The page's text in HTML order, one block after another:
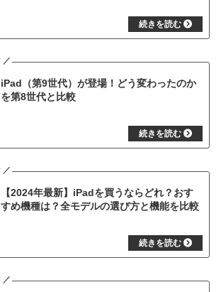
iPad（第9世代）が登場！どう変わったのか
を第8世代と比較
【2024年最新】iPadを買うならどれ？おす
すめ機種は？全モデルの選び方と機能を比較